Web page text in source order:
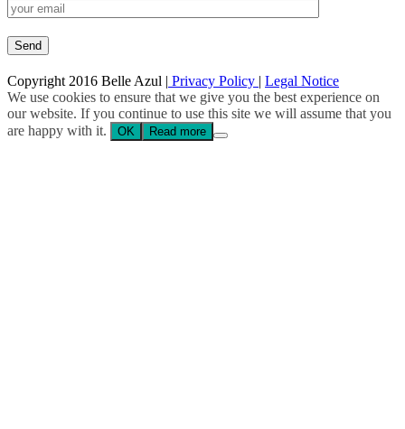
Copyright 2016 Belle Azul | Privacy Policy | Legal Notice
We use cookies to ensure that we give you the best experience on
our website. If you continue to use this site we will assume that you
are happy with it.
OK Read more